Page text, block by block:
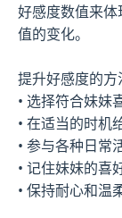
好感度数值来
值的变化。
提升好感度的方
• 选择符合妹妹
• 在适当的时机
• 参与各种日常
• 记住妹妹的喜
• 保持耐心和温